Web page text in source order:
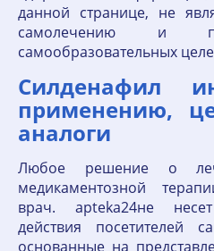
данной странице, не
самолечению и
самообразовательных
Силденафил
применению,
аналоги
Любое решение о
медикаментозной
врач. apteka24не
действия посетителей
основанные на